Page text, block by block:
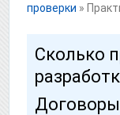
проверки »
Сколько
Договоры